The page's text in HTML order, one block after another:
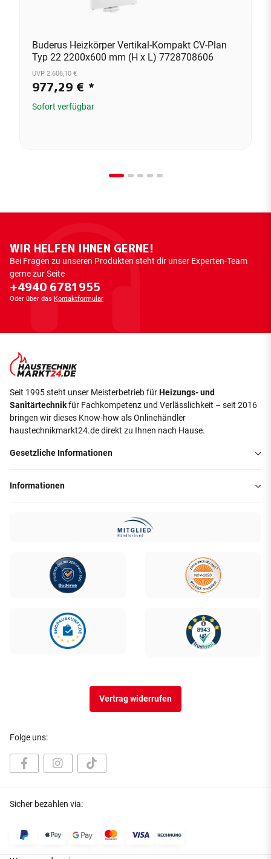
Buderus Heizkörper Vertikal-Kompakt CV-Plan
Typ 22 2200x600 mm (H x L) 7728708606
UVP 2.606,10 €
977,29 € *
Sofort verfügbar
WIR HELFEN IHNEN GERNE!
Bei Fragen zu unseren Produkten steht dir unser Experten-Team
gerne zur Seite
+4940 6781955
Oder über das Kontaktformular
Seit 1995 steht unser Meisterbetrieb fürHeizungs- und
Sanitärtechnikfür Fachkompetenz und Verlässlichkeit – seit 2016
bringen wir dieses Know-how als Onlinehändler
haustechnikmarkt24.de direkt zu Ihnen nach Hause.
Gesetzliche Informationen
Informationen
Vertrag widerrufen
Folge uns:
Sicher bezahlen via: